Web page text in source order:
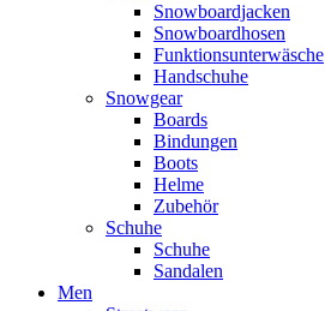
Snowboardjacken
Snowboardhosen
Funktionsunterwäsche
Handschuhe
Snowgear
Boards
Bindungen
Boots
Helme
Zubehör
Schuhe
Schuhe
Sandalen
Men